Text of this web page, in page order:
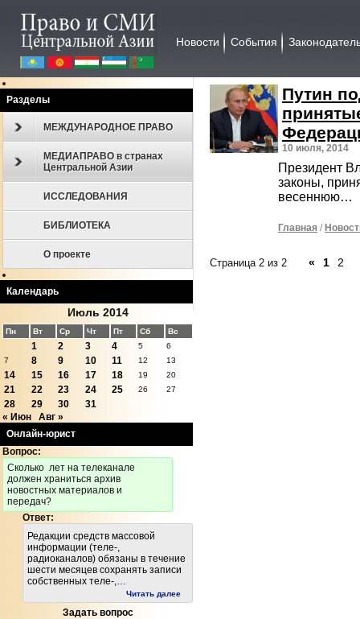
Новости События
Разделы
МЕЖДУНАРОДНОЕ ПРАВО
МЕДИАПРАВО в странах
Центральной Азии
ИССЛЕДОВАНИЯ
БИБЛИОТЕКА
О проекте
Календарь
Июль 2014
Пн Вт Ср Чт Пт Сб Вс
1 2 3 4 5
6
7
8 9 10 11 12 13
14 15 16 17 18 19 20
21 22 23 24 25 26 27
28 29 30
31
« Июн
Авг »
Онлайн-юрист
Вопрос:
Cколько лет на телеканале
должен храниться архив
новостных материалов и
передач?
Ответ:
Редакции средств массовой
информации (теле-,
радиоканалов) обязаны в течение
шести месяцев сохранять записи
собственных теле-,…
Читать далее
Задать вопрос
Путин
10 июля, 2014
Президент
законы,
весеннюю…
Главная /
Страница 2 из 2 « 1 2